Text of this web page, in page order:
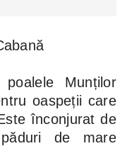
Munților
oaspeții care
înconjurat de
de mare